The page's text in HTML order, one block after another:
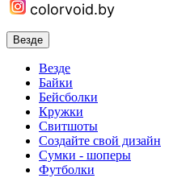
colorvoid.by
Везде
Везде
Байки
Бейсболки
Кружки
Свитшоты
Создайте свой дизайн
Сумки - шоперы
Футболки